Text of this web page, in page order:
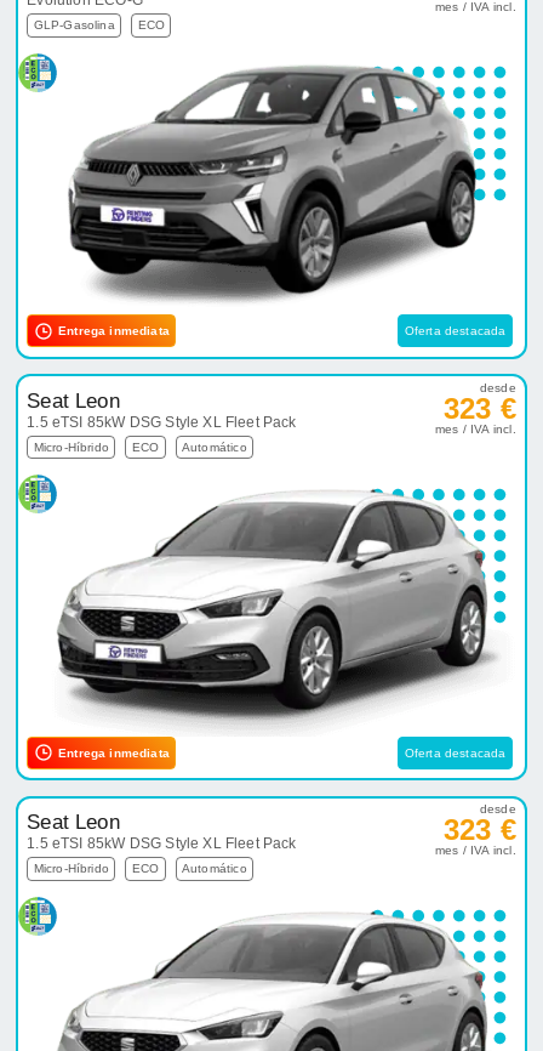
GLP-Gasolina ECO
mes / IVA incl.
Entrega inmediata Oferta destacada
Seat Leon
1.5 eTSI 85kW DSG Style XL Fleet Pack
Micro-Híbrido ECO Automático
desde
323 €
mes / IVA incl.
Entrega inmediata Oferta destacada
Seat Leon
1.5 eTSI 85kW DSG Style XL Fleet Pack
Micro-Híbrido ECO Automático
desde
323 €
mes / IVA incl.